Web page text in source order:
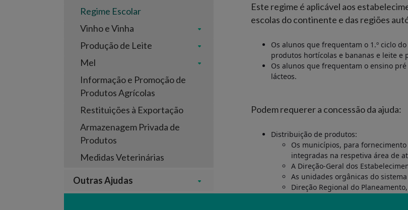
Regime Escolar
Vinho e Vinha
Produção de Leite
Mel
Informação e Promoção de
Produtos Agrícolas
Restituições à Exportação
Armazenagem Privada de
Produtos
Medidas Veterinárias
Outras Ajudas
Este regime é aplicável aos
escolas do continente e das regiões
Os alunos que frequentam o 1.º ciclo
produtos hortícolas e bananas e leite e
Os alunos que frequentam o ensino
lácteos.
Podem requerer a concessão da ajuda:
Distribuição de produtos:
Os municípios, para
integradas na respetiva área de
A Direção-Geral dos
As unidades orgânicas do
Direção Regional do